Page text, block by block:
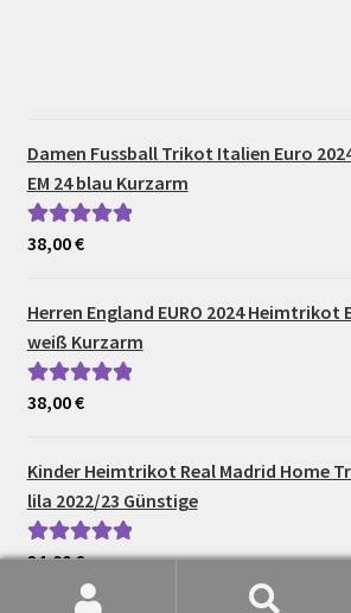
Damen Fussball Trikot Italien Euro
EM 24 blau Kurzarm
Bewertet mit
38,00€
Herren England EURO 2024 Heimtrikot
weiß Kurzarm
Bewertet mit
38,00€
Kinder Heimtrikot Real Madrid Home
lila 2022/23 Günstige
Bewertet mit
von 5
34,00€